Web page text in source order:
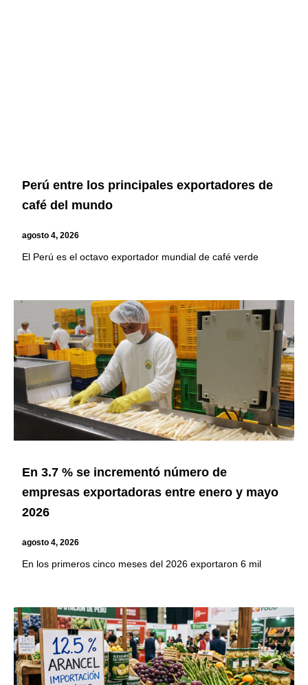
Perú entre los principales exportadores de
café del mundo
agosto 4, 2026
El Perú es el octavo exportador mundial de café verde
En 3.7 % se incrementó número de
empresas exportadoras entre enero y mayo
2026
agosto 4, 2026
En los primeros cinco meses del 2026 exportaron 6 mil